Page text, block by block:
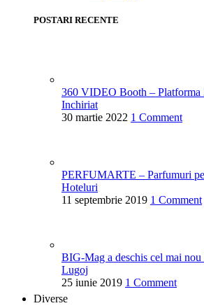
POSTARI RECENTE
360 VIDEO Booth –
Inchiriat
30 martie 2022 1 Comment
PERFUMARTE – Parfumuri
Hoteluri
11 septembrie 2019 1 Comment
BIG-Mag a deschis cel mai
Lugoj
25 iunie 2019 1 Comment
Diverse